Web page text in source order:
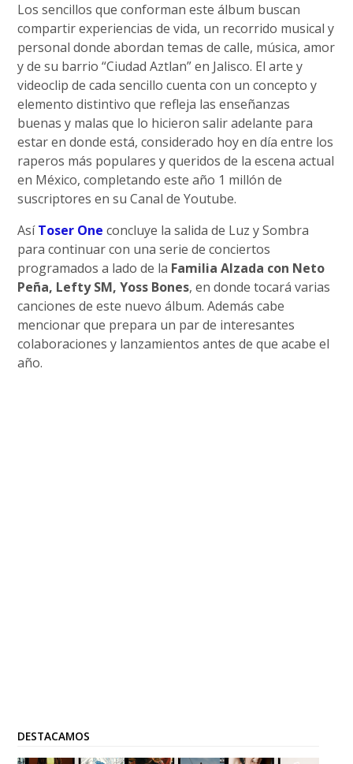
Los sencillos que conforman este álbum buscan
compartir experiencias de vida, un recorrido musical y
personal donde abordan temas de calle, música, amor
y de su barrio “Ciudad Aztlan” en Jalisco. El arte y
videoclip de cada sencillo cuenta con un concepto y
elemento distintivo que refleja las enseñanzas
buenas y malas que lo hicieron salir adelante para
estar en donde está, considerado hoy en día entre los
raperos más populares y queridos de la escena actual
en México, completando este año 1 millón de
suscriptores en su Canal de Youtube.
AsíToser One concluye la salida de Luz y Sombra
para continuar con una serie de conciertos
programados a lado de la Familia Alzada con Neto
Peña, Lefty SM, Yoss Bones, en donde tocará varias
canciones de este nuevo álbum. Además cabe
mencionar que prepara un par de interesantes
colaboraciones y lanzamientos antes de que acabe el
año.
DESTACAMOS